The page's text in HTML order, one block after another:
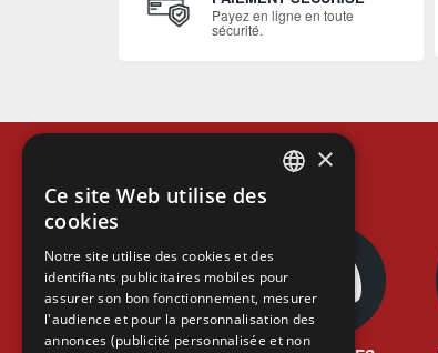
Payez en ligne en toute
sécurité.
ENGLISH
×
Ce site Web utilise des
cookies
Notre site utilise des cookies et des
identifiants publicitaires mobiles pour
assurer son bon fonctionnement, mesurer
l'audience et pour la personnalisation des
annonces (publicité personnalisée et non